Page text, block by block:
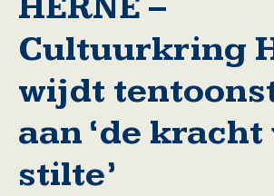
Cultuurkring
wijdt
aan ‘de
stilte’